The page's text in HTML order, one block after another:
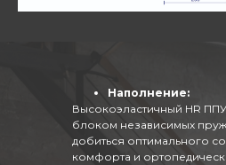
Наполнение:
Высокоэластичный HR
блоком независимых
добиться оптимального
комфорта и